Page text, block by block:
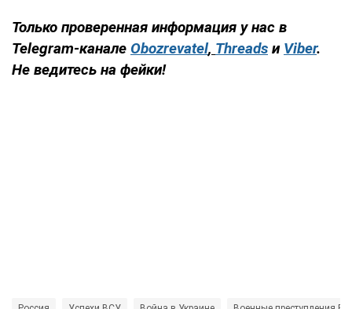
Только проверенная информация у нас в
Telegram-канале Obozrevatel, Threads и Viber.
Не ведитесь на фейки!